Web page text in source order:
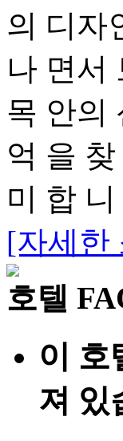
의 디자
나 면서
목 안의
억 을
미 합 니
[자세한
호텔
이 호
져 있